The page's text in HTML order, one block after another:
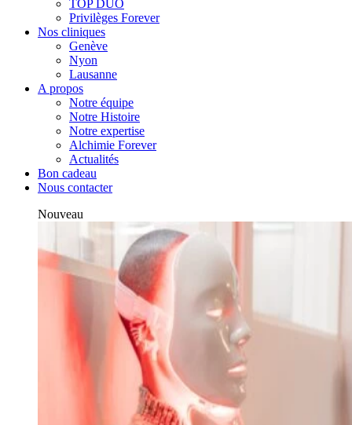
TOP DUO
Privilèges Forever
Nos cliniques
Genève
Nyon
Lausanne
A propos
Notre équipe
Notre Histoire
Notre expertise
Alchimie Forever
Actualités
Bon cadeau
Nous contacter
Nouveau